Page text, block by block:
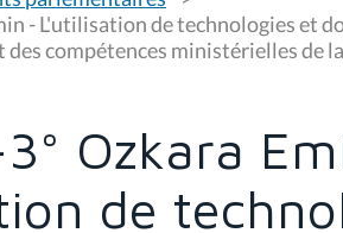
- L'utilisation de technologies et
compétences ministérielles de
Ozkara
de